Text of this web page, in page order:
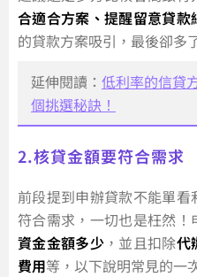
合適合方案、提醒留意貸款
的貸款方案吸引，最後卻多
延伸閱讀： 低利率的信貸
個挑選秘訣！
2.核貸金額要符合需求
前段提到申辦貸款不能單
符合需求，一切也是枉然！
資金金額多少 ，並且扣除代
費用等，以下說明常見的一